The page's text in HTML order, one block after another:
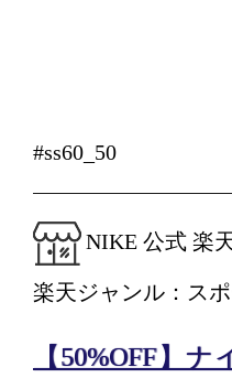
#ss60_50
NIKE 公式 楽
楽天ジャンル：ス
【50%OFF】